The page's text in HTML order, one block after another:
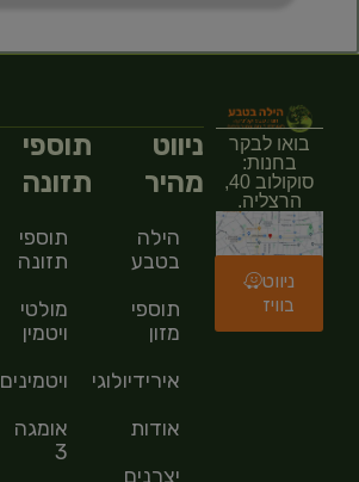
בואו לבקר
בחנות:
סוקולוב 40,
הרצליה.
ניווט
בוויז
ניווט
מהיר
הילה
בטבע
תוספי
מזון
אירידיולוגיה
אודות
יצרנים
תוספי
תזונה
תוספי
תזונה
מולטי
ויטמין
ויטמינים
אומגה
3